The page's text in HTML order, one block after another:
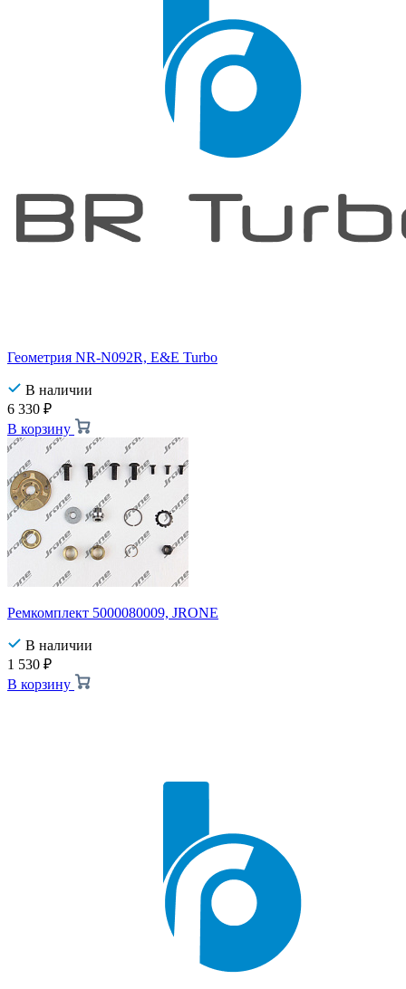
Геометрия NR-N092R, E&E Turbo
В наличии
6 330 ₽
В корзину
Ремкомплект 5000080009, JRONE
В наличии
1 530 ₽
В корзину